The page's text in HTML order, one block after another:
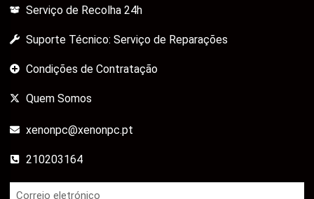
Serviço de Recolha 24h
Suporte Técnico: Serviço de Reparações
Condições de Contratação
Quem Somos
xenonpc@xenonpc.pt
210203164